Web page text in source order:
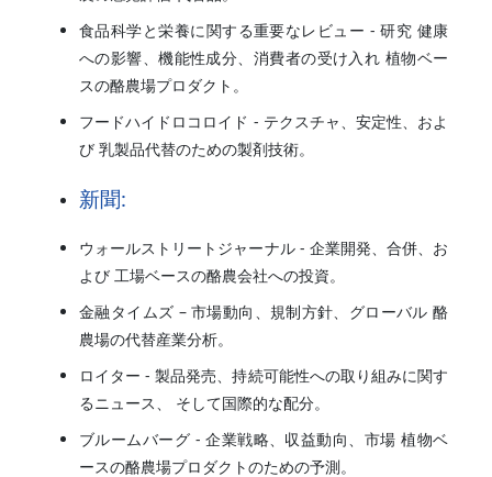
食品科学と栄養に関する重要なレビュー - 研究 健康
への影響、機能性成分、消費者の受け入れ 植物ベー
スの酪農場プロダクト。
フードハイドロコロイド - テクスチャ、安定性、およ
び 乳製品代替のための製剤技術。
新聞:
ウォールストリートジャーナル - 企業開発、合併、お
よび 工場ベースの酪農会社への投資。
金融タイムズ – 市場動向、規制方針、グローバル 酪
農場の代替産業分析。
ロイター - 製品発売、持続可能性への取り組みに関す
るニュース、 そして国際的な配分。
ブルームバーグ - 企業戦略、収益動向、市場 植物ベ
ースの酪農場プロダクトのための予測。